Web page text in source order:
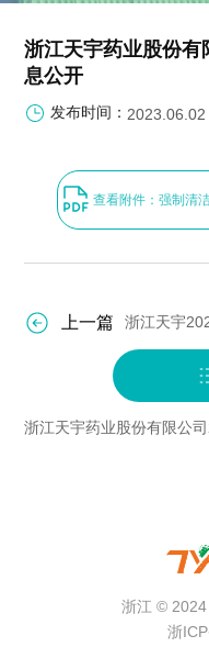
浙江天宇药业股份
息公开
发布时间：
查看附件：强制清
上一篇 浙江天宇
浙江 © 2024
浙